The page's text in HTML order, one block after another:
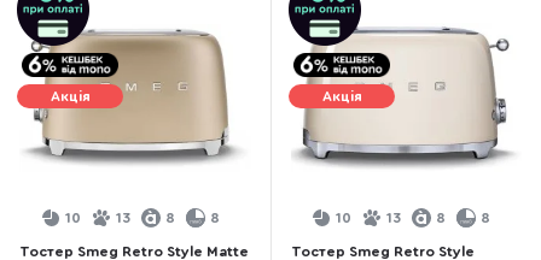
Акція
10 13 8 8
Тостер Smeg Retro Style Matte
Акція
10 13 8 8
Тостер Smeg Retro Style